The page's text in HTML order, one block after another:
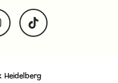
Heidelberg